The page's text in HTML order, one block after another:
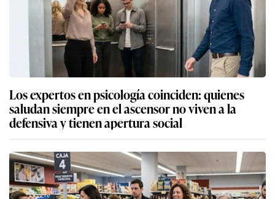
Los expertos en psicología coinciden: quienes
saludan siempre en el ascensor no viven a la
defensiva y tienen apertura social